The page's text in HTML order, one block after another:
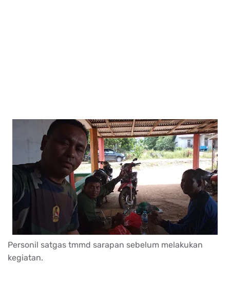
Personil satgas tmmd sarapan sebelum melakukan
kegiatan.